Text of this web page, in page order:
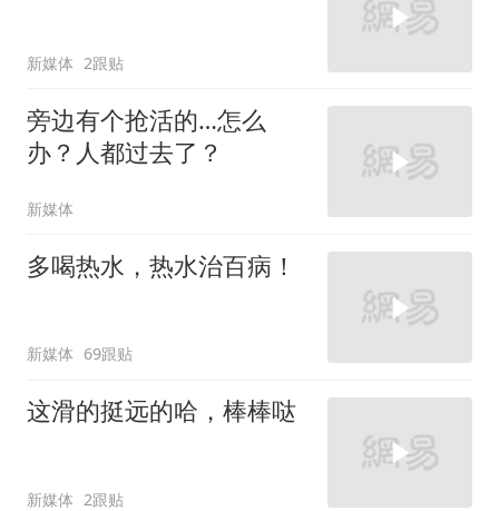
新媒体 2跟贴
旁边有个抢活的…怎么
办？人都过去了？
新媒体
多喝热水，热水治百病！
新媒体 69跟贴
这滑的挺远的哈，棒棒哒
新媒体 2跟贴